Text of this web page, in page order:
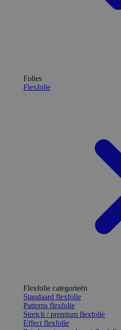
Folies
Flexfolie
Flexfolie categorieën
Standaard flexfolie
Patterns flexfolie
Stretch / premium flexfolie
Effect flexfolie